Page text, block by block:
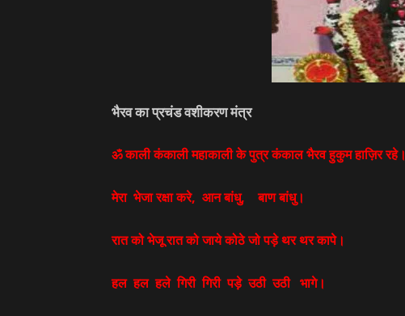
भैरव का प्रचंड वशीकरण मंत्र
ॐ काली कंकाली महाकाली के पुत्र कंकाल भैरव हुकुम हाज़िर रहे।
मेरा भेजा रक्षा करे, आन बांधु,बाण बांधु।
रात को भेजू रात को जाये कोठे जो पड़े थर थर कापे।
हल हल हले गिरी गिरी पड़े उठी उठी भागे।